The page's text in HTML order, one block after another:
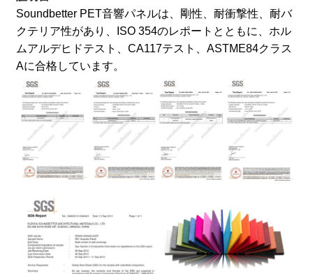
Soundbetter PET音響パネルは、剛性、耐衝撃性、耐バ
クテリア性があり、ISO 354のレポートとともに、ホル
ムアルデヒドテスト、CA117テスト、ASTME84クラス
Aに合格しています。